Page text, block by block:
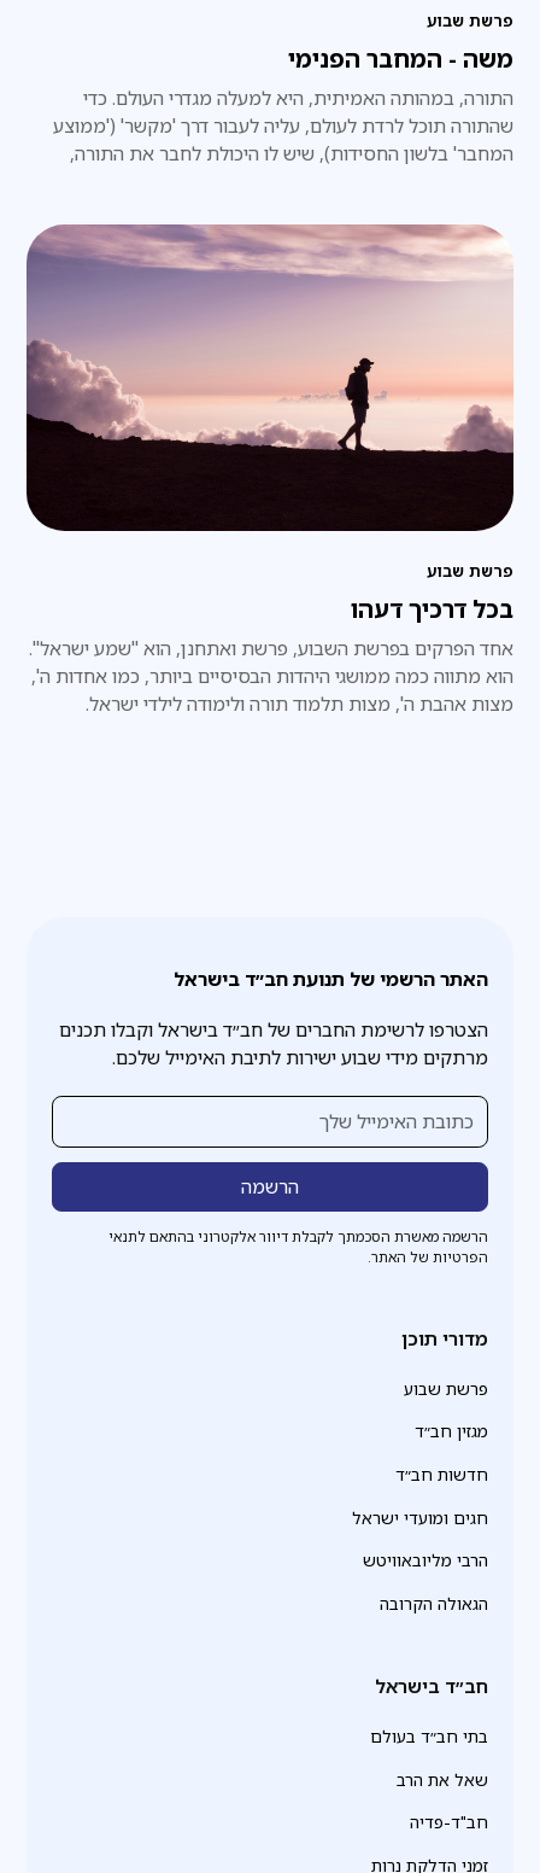
פרשת שבוע
משה - המחבר הפנימי
התורה, במהותה האמיתית, היא למעלה מגדרי העולם. כדי
שהתורה תוכל לרדת לעולם, עליה לעבור דרך 'מקשר' ('ממוצע
המחבר' בלשון החסידות), שיש לו היכולת לחבר את התורה,
פרשת שבוע
בכל דרכיך דעהו
אחד הפרקים בפרשת השבוע, פרשת ואתחנן, הוא "שמע ישראל".
הוא מתווה כמה ממושגי היהדות הבסיסיים ביותר, כמו אחדות ה',
מצות אהבת ה', מצות תלמוד תורה ולימודה לילדי ישראל.
האתר הרשמי של תנועת חב״ד בישראל
הצטרפו לרשימת החברים של חב״ד בישראל וקבלו תכנים
מרתקים מידי שבוע ישירות לתיבת האימייל שלכם.
הרשמה מאשרת הסכמתך לקבלת דיוור אלקטרוני בהתאם לתנאי
הפרטיות של האתר.
מדורי תוכן
פרשת שבוע
מגזין חב״ד
חדשות חב״ד
חגים ומועדי ישראל
הרבי מליובאוויטש
הגאולה הקרובה
חב״ד בישראל
בתי חב״ד בעולם
שאל את הרב
חב"ד-פדיה
זמני הדלקת נרות